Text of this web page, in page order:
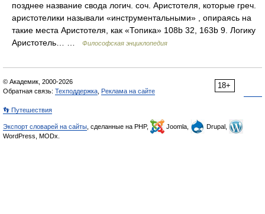
позднее название свода логич. соч. Аристотеля, которые греч.
аристотелики называли «инструментальными» , опираясь на
такие места Аристотеля, как «Топика» 108b 32, 163b 9. Логику
Аристотель… …
Философская энциклопедия
18+
© Академик, 2000-2026
Обратная связь: Техподдержка Реклама на сайте
👣 Путешествия
Экспорт словарей на сайты , сделанные на PHP, Joomla,
Drupal,
WordPress, MODx.